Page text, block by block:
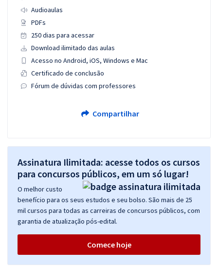
Audioaulas
PDFs
250 dias para acessar
Download ilimitado das aulas
Acesso no Android, iOS, Windows e Mac
Certificado de conclusão
Fórum de dúvidas com professores
Compartilhar
Assinatura Ilimitada: acesse todos os cursos
para concursos públicos, em um só lugar!
O melhor custo
benefício para os seus estudos e seu bolso. São mais de 25
mil cursos para todas as carreiras de concursos públicos, com
garantia de atualização pós-edital.
Comece hoje